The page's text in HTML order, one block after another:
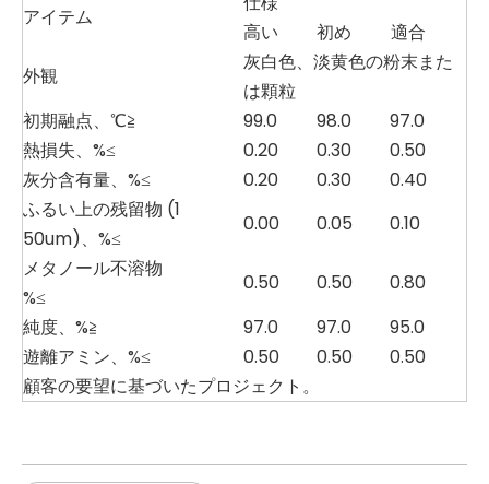
アイテム
高い
初め
適合
外観
灰白色、淡黄色の粉末また
は顆粒
初期融点、℃≧
99.0 98.0
97.0
熱損失、%≤
0.20 0.30
0.50
灰分含有量、%≤
0.20 0.30
0.40
ふるい上の残留物 (1
50um)、%≤
0.00 0.05
0.10
メタノール不溶物
%≤
0.50 0.50
0.80
純度、%≧
97.0 97.0
95.0
遊離アミン、%≤
0.50 0.50
0.50
顧客の要望に基づいたプロジェクト。